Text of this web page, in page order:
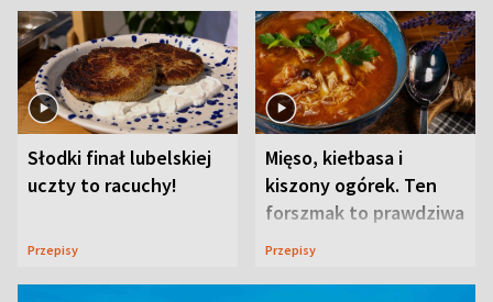
Słodki finał lubelskiej
uczty to racuchy!
Przepisy
Mięso, kiełbasa i
kiszony ogórek. Ten
forszmak to prawdziwa
uczta
Przepisy